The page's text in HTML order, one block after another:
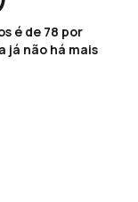
é de 78 por
já não há mais